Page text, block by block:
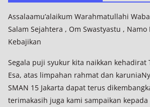
Assalaamu’alaikum Warahmatullahi
Salam Sejahtera , Om Swastyastu , Namo
Kebajikan
Segala puji syukur kita naikkan kehadirat
Esa, atas limpahan rahmat dan
SMAN 15 Jakarta dapat terus
terimakasih juga kami sampaikan